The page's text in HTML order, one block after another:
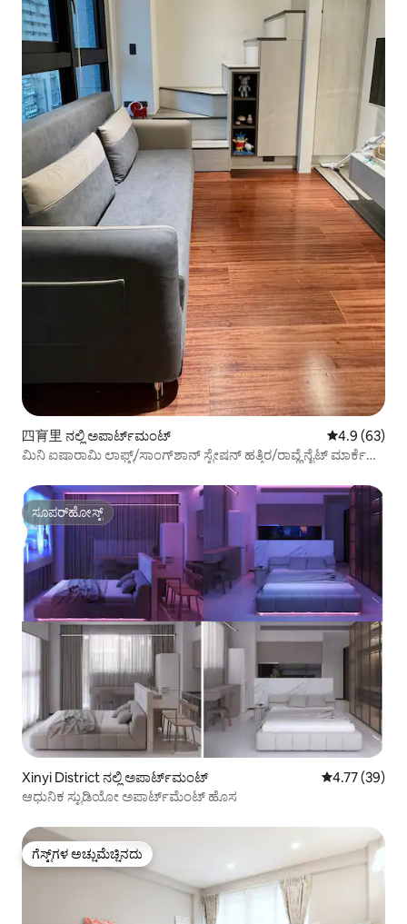
四育里 ನಲ್ಲಿ ಅಪಾರ್ಟ್‌ಮಂಟ್ 5 ರಲ್ಲಿ 4.9
4.9 (63)
ಮಿನಿ ಐಷಾರಾಮಿ ಲಾಫ್ಟ್/ಸಾಂಗ್‌ಶಾನ್ ಸ್ಟೇಷನ್ ಹತ್ತಿರ/ರಾವ್ಹೆ ನೈಟ್ ಮಾರ್ಕೆಟ್/
ಪ್ರಮೋಷನ್
ಸೂಪರ್‌ಹೋಸ್ಟ್
ಸೂಪರ್‌ಹೋಸ್ಟ್
Xinyi District ನಲ್ಲಿ ಅಪಾರ್ಟ್‌ಮಂಟ್ 5 ರಲ್ಲಿ 4.77
4.77 (39)
ಆಧುನಿಕ ಸ್ಟುಡಿಯೋ ಅಪಾರ್ಟ್‌ಮೆಂಟ್ ಹೊಸ
ಗೆಸ್ಟ್‌ಗಳ ಅಚ್ಚುಮೆಚ್ಚಿನದು
ಗೆಸ್ಟ್‌ಗಳ ಅಚ್ಚುಮೆಚ್ಚಿನದು